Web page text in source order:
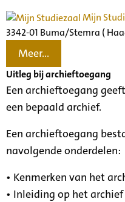
Mijn
3342-01 Buma/Stemra (
Meer...
Uitleg bij archieftoegang
Een archieftoegang
een bepaald archief.
Een archieftoegang
navolgende onderdelen:
• Kenmerken van het
• Inleiding op het archief